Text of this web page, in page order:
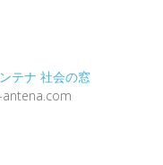
テナ 社会の窓